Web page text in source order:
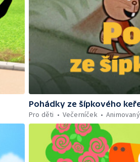
Pohádky ze šípkového
Pro děti
Večerníček Animovaný